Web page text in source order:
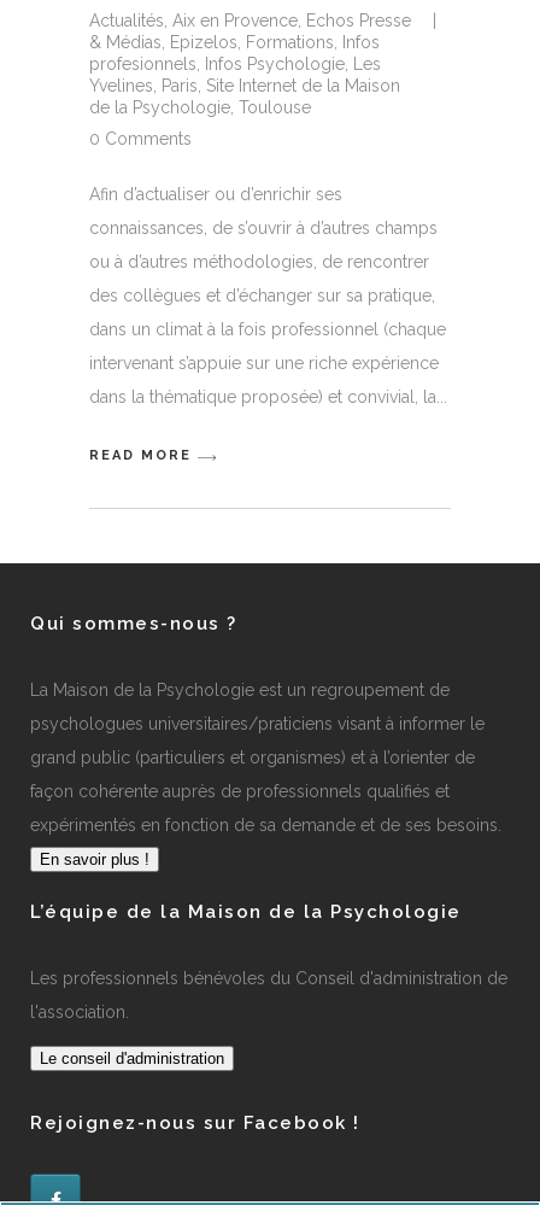
Actualités Aix en Provence Echos Presse
& Médias
Epizelos Formations
Infos
profesionnels
Infos Psychologie
Les
Yvelines
Paris Site Internet de la Maison
de la Psychologie Toulouse
0 Comments
Afin d’actualiser ou d’enrichir ses
connaissances, de s’ouvrir à d’autres champs
ou à d’autres méthodologies, de rencontrer
des collègues et d’échanger sur sa pratique,
dans un climat à la fois professionnel (chaque
intervenant s’appuie sur une riche expérience
dans la thématique proposée) et convivial, la
READ MORE
Qui sommes-nous ?
La Maison de la Psychologie est un regroupement de
psychologues universitaires/praticiens visant à informer le
grand public (particuliers et organismes) et à l’orienter de
façon cohérente auprès de professionnels qualifiés et
expérimentés en fonction de sa demande et de ses besoins.
En savoir plus !
L’équipe de la Maison de la Psychologie
Les professionnels bénévoles du Conseil d'administration de
l'association.
Le conseil d'administration
Rejoignez-nous sur Facebook !